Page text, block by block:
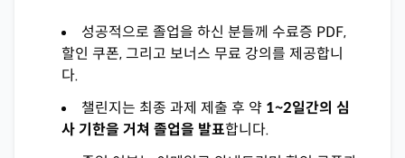
성공적으로 졸업을 하신 분들께 수료증 PDF,
할인 쿠폰, 그리고 보너스 무료 강의를 제공합니
다.
챌린지는 최종 과제 제출 후 약 1~2일간의 심
사 기한을 거쳐 졸업을 발표합니다.